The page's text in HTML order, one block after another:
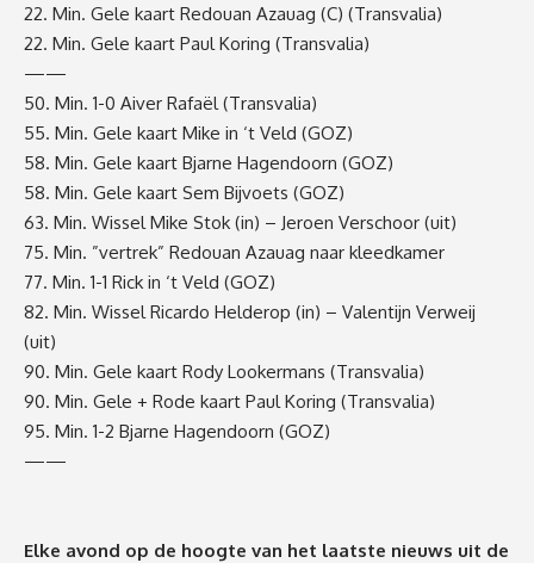
22. Min. Gele kaart Redouan Azauag (C) (Transvalia)
22. Min. Gele kaart Paul Koring (Transvalia)
——
50. Min. 1-0 Aiver Rafaël (Transvalia)
55. Min. Gele kaart Mike in ‘t Veld (GOZ)
58. Min. Gele kaart Bjarne Hagendoorn (GOZ)
58. Min. Gele kaart Sem Bijvoets (GOZ)
63. Min. Wissel Mike Stok (in) – Jeroen Verschoor (uit)
75. Min. ”vertrek” Redouan Azauag naar kleedkamer
77. Min. 1-1 Rick in ‘t Veld (GOZ)
82. Min. Wissel Ricardo Helderop (in) – Valentijn Verweij
(uit)
90. Min. Gele kaart Rody Lookermans (Transvalia)
90. Min. Gele + Rode kaart Paul Koring (Transvalia)
95. Min. 1-2 Bjarne Hagendoorn (GOZ)
——
Elke avond op de hoogte van het laatste nieuws uit de